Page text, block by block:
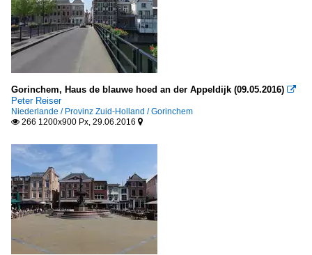
Gorinchem, Haus de blauwe hoed an der Appeldijk (09.05.2016) 
Peter Reiser
Niederlande / Provinz Zuid-Holland / Gorinchem
 266 1200x900 Px, 29.06.2016 